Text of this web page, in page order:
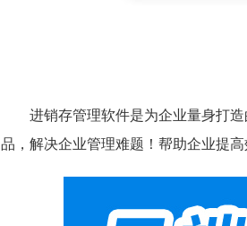
进销存管理软件是为企业量身打
品，解决企业管理难题！帮助企业提